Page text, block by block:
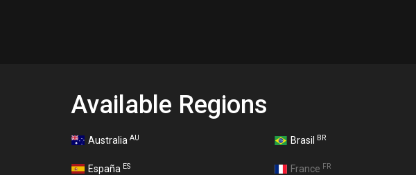
Available Regions
Australia AU Brasil BR
España ES France FR